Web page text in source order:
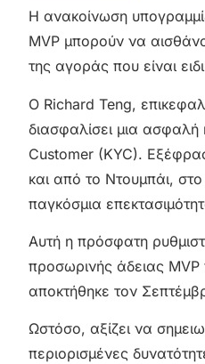
Η ανακοίνωση
MVP μπορούν να
της αγοράς που είναι
Ο Richard Teng,
διασφαλίσει μια
Customer (KYC).
και από το Ντουμπάι,
παγκόσμια
Αυτή η πρόσφατη
προσωρινής άδειας
αποκτήθηκε τον
Ωστόσο, αξίζει να
περιορισμένες